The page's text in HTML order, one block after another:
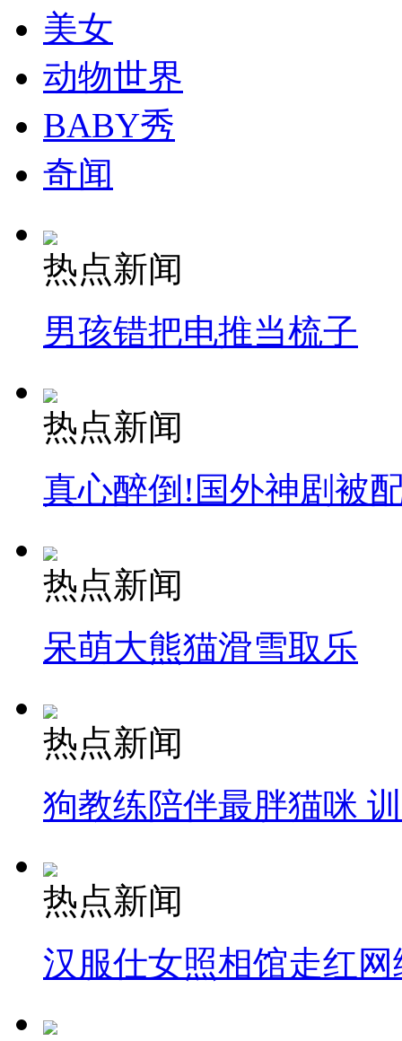
纽约上演“枕头大战”
司机酒驾遇交警 急速倒车逃窜
美女
动物世界
BABY秀
奇闻
热点新闻
男孩错把电推当梳子
热点新闻
真心醉倒!国外神剧被
热点新闻
呆萌大熊猫滑雪取乐
热点新闻
狗教练陪伴最胖猫咪
热点新闻
汉服仕女照相馆走红网